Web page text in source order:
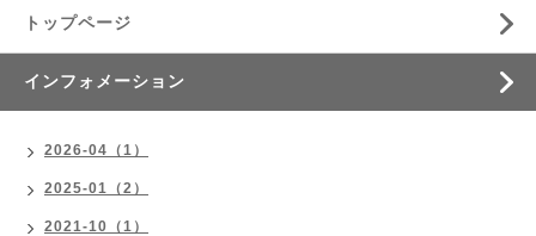
トップページ
インフォメーション
2026-04（1）
2025-01（2）
2021-10（1）